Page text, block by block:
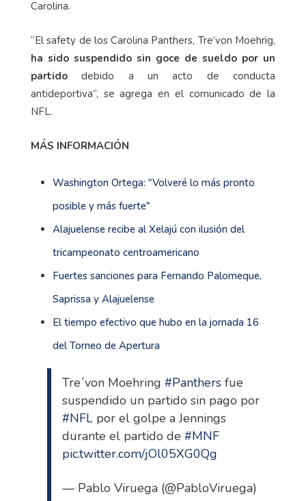
Carolina.
“El safety de los Carolina Panthers, Tre’von Moehrig,
ha sido suspendido sin goce de sueldo por un
partido debido a un acto de conducta
antideportiva”, se agrega en el comunicado de la
NFL.
MÁS INFORMACIÓN
Washington Ortega: "Volveré lo más pronto
posible y más fuerte"
Alajuelense recibe al Xelajú con ilusión del
tricampeonato centroamericano
Fuertes sanciones para Fernando Palomeque,
Saprissa y Alajuelense
El tiempo efectivo que hubo en la jornada 16
del Torneo de Apertura
Tre´von Moehring#Panthers fue
suspendido un partido sin pago por
#NFL por el golpe a Jennings
durante el partido de#MNF
pic.twitter.com/jOl05XG0Qg
— Pablo Viruega (@PabloViruega)